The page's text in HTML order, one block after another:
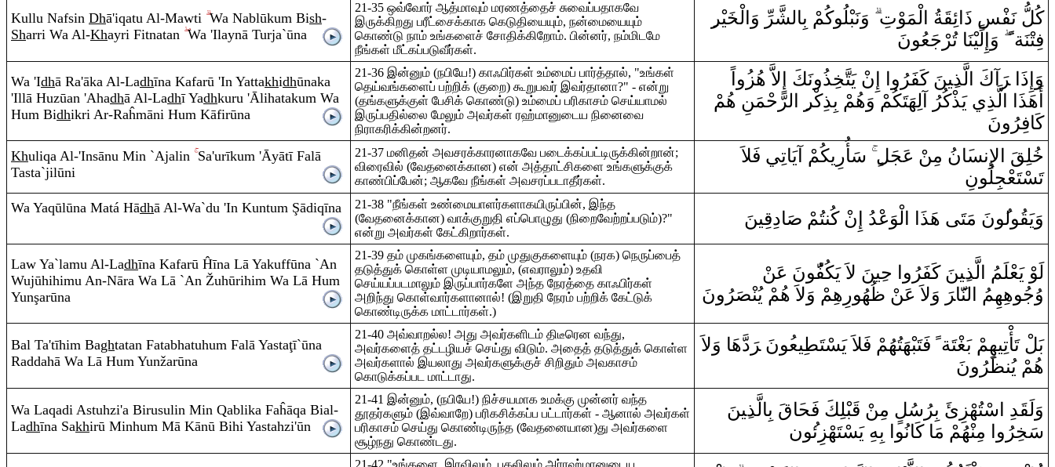
Kullu Nafsin Dhā'iqatu Al-Mawti Wa Nablūkum Bish-
Sharri Wa Al-Khayri Fitnatan Wa 'Ilaynā Turja`ūna
21-35 ஒவ்வோர் ஆத்மாவும் மரணத்தைச் சுவைப்பதாகவே
இருக்கிறது பரீட்சைக்காக கெடுதியையும், நன்மையையும்
கொண்டு நாம் உங்களைச் சோதிக்கிறோம். பின்னர், நம்மிடமே
நீங்கள் மீட்கப்படுவீர்கள்.
كُلُّ نَفْس‌ ‌ ‌ذ ئِ‍‍قَ‍‍ةُ لْمَ‍‍وْتِ ‌وَنَ‍‍بْ‍‍لُوكُمْ بِ‍ال‍‍شَّرِّ‌ ‌وَ لْ‍‍خَ‍‍يْ‍‍ر
فِتْنَةً‌ ‌وَ‌إِلَيْنَا‌ تُرْجَعُونَ
Wa 'Idhā Ra'āka Al-Ladhīna Kafarū 'In Yattakhidhūnaka
'Illā Huzūan 'Ahadhā Al-Ladhī Yadhkuru 'Ālihatakum Wa
Hum Bidhikri Ar-Raĥmāni Hum Kāfirūna
21-36 இன்னும் (நபியே!) காஃபிர்கள் உம்மைப் பார்த்தால், "உங்கள்
தெய்வங்களைப் பற்றிக் (குறை) கூறுபவர் இவர்தானா?" - என்று
(தங்களுக்குள் பேசிக் கொண்டு) உம்மைப் பரிகாசம் செய்யாமல்
இருப்பதில்லை மேலும் அவர்கள் ரஹ்மானுடைய நினைவை
நிராகரிக்கின்றனர்.
وَ‌إِ‌ذَ‌ا‌ ‌‍رَ ‌آكَ لَّذ‍ِ‍ي‍‍نَ كَفَرُ ‌و ن ْ يَتَّ‍‍خِ‍‍ذُ‌ونَكَ ‌إِلاَّ‌ هُز‍ُ‍‌و
‌أَهَذَ‌ا‌
لَّذِي يَذْكُرُ‌ ‌آلِهَتَكُمْ ‌وَهُمْ بِذِكْ‍‍ر ل‍رَّ حْمَنِ هُمْ
كَافِرُ‌ونَ
Khuliqa Al-'Insānu Min `Ajalin Sa'urīkum 'Āyātī Falā
Tasta`jilūni
21-37 மனிதன் அவசரக்காரனாகவே படைக்கப்பட்டிருக்கின்றான்;
விரைவில் (வேதனைக்கான) என் அத்தாட்சிகளை உங்களுக்குக்
காண்பிப்பேன்; ஆகவே நீங்கள் அவசரப்படாதீர்கள்.
خُ‍‍لِ‍قَ لإِ‌ن‍‍س‍‍َ‍انُ مِ‍‌‍ن ْ عَجَل‌‌ سَأُ‌ر ِيكُمْ ‌آيَاتِي فَلاَ‌
تَسْتَعْجِلُونِ
Wa Yaqūlūna Matá Hādhā Al-Wa`du 'In Kuntum Şādiqīna
21-38 "நீங்கள் உண்மையாளர்களாகயிருப்பின், இந்த
(வேதனைக்கான) வாக்குறுதி எப்பொழுது (நிறைவேற்றப்படும்)?"
என்று அவர்கள் கேட்கிறார்கள்.
وَيَ‍قُ‍‍ول‍‍ُ‍ونَ مَتَى‌ هَذَ‌ا‌ لْوَعْدُ‌ ‌إِ‌ ن ْ كُ‍‌‍ن‍‍تُمْ صَ‍‍ا‌دِقِ‍‍ينَ
Law Ya`lamu Al-Ladhīna Kafarū Ĥīna Lā Yakuffūna `An
Wujūhihimu An-Nāra Wa Lā `An Žuhūrihim Wa Lā Hum
Yunşarūna
21-39 தம் முகங்களையும், தம் முதுகுகளையும் (நரக) நெருப்பைத்
தடுத்துக் கொள்ள முடியாமலும், (எவராலும்) உதவி
செய்யப்படமாலும் இருப்பார்களே அந்த நேரத்தை காஃபிர்கள்
அறிந்து கொள்வார்களானால்! (இறுதி நேரம் பற்றிக் கேட்டுக்
கொண்டிருக்க மாட்டார்கள்.)
لَوْ‌ يَعْلَمُ لَّذ‍ِ‍ي‍‍نَ كَفَرُ‌و ‌ ح‍‍ِ‍ي‍‍نَ لاَ‌ يَكُفّ‍‍ُ‍ونَ عَ‍‌‍ن
‌وُجُوهِهِمُ
ل‍‍نّ‍‍َ‍ارَ ‌ ‌وَلاَ‌ عَ‍‌‍ن ظُ‍‍هُو‌ر ِهِمْ ‌وَلاَ‌ هُمْ يُ‍‌‍نْ‍‍صَ‍‍رُ‌ونَ
Bal Ta'tīhim Baghtatan Fatabhatuhum Falā Yastaţī`ūna
Raddahā Wa Lā Hum Yunžarūna
21-40 அவ்வாறல்ல! அது அவர்களிடம் திடீரென வந்து,
அவர்களைத் தட்டழியச் செய்து விடும். அதைத் தடுத்துக் கொள்ள
அவர்களால் இயலாது அவர்களுக்குச் சிறிதும் அவகாசம்
கொடுக்கப்பட மாட்டாது.
بَلْ تَأْتِيهِمْ بَ‍‍غْ‍‍تَة‌ً ‌ فَتَ‍‍بْ‍‍هَتُهُمْ فَلاَ‌ يَسْتَ‍‍طِ‍‍يع‍‍ُ‍ونَ ‌‍رَ‌دَّهَا‌ ‌وَلاَ‌
هُمْ يُ‍‌‍ن‍‍ظَ‍‍رُ‌ونَ
Wa Laqadi Astuhzi'a Birusulin Min Qablika Faĥāqa Bial-
Ladhīna Sakhirū Minhum Mā Kānū Bihi Yastahzi'ūn
21-41 இன்னும், (நபியே!) நிச்சயமாக உமக்கு முன்னர் வந்த
தூதர்களும் (இவ்வாறே) பரிகசிக்கப்ப பட்டார்கள் - ஆனால் அவர்கள்
பரிகாசம் செய்து கொண்டிருந்த (வேதனையான)து அவர்களை
சூழ்நது கொண்டது.
وَلَ‍قَ‍‍دِ‌ سْتُهْزِئَ بِرُسُل ‌ مِ‍‌‍ن قَ‍‍بْ‍‍لِكَ فَح‍‍َ‍اقَ بِ‍الَّذ‍ِ‍ي‍‍نَ
سَ‍‍خِ‍‍رُ‌و ‌ مِ‍‌‍نْ‍‍هُمْ مَا‌ كَانُو ‌ بِ‍‍هِ يَسْتَهْزِئ‍‍ون
21-42 "உங்களை, இரவிலும், பகலிலும் அர்ரஹ்மானுடைய